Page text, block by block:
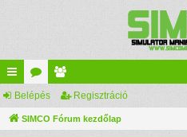
yo
rs
ór
u
ag
lis
Belépés Regisztráció
SIMCO Fórum kezdőlap